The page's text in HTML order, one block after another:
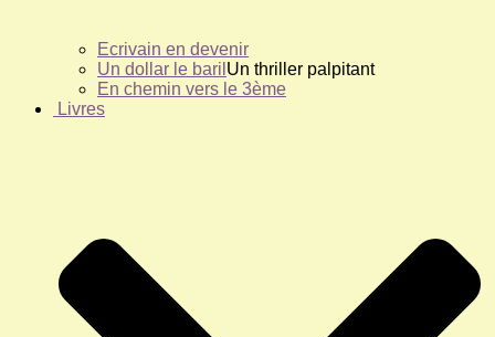
Ecrivain en devenir
Un dollar le baril Un thriller palpitant
En chemin vers le 3ème
Livres